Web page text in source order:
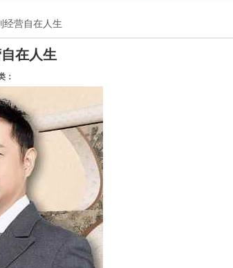
经营自在人生
在人生
：